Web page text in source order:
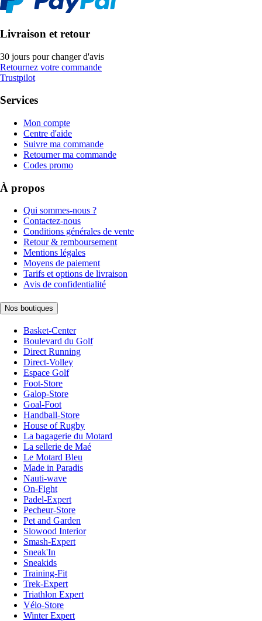
Livraison et retour
30 jours pour changer d'avis
Retournez votre commande
Trustpilot
Services
Mon compte
Centre d'aide
Suivre ma commande
Retourner ma commande
Codes promo
À propos
Qui sommes-nous ?
Contactez-nous
Conditions générales de vente
Retour & remboursement
Mentions légales
Moyens de paiement
Tarifs et options de livraison
Avis de confidentialité
Nos boutiques
Basket-Center
Boulevard du Golf
Direct Running
Direct-Volley
Espace Golf
Foot-Store
Galop-Store
Goal-Foot
Handball-Store
House of Rugby
La bagagerie du Motard
La sellerie de Maé
Le Motard Bleu
Made in Paradis
Nauti-wave
On-Fight
Padel-Expert
Pecheur-Store
Pet and Garden
Slowood Interior
Smash-Expert
Sneak'In
Sneakids
Training-Fit
Trek-Expert
Triathlon Expert
Vélo-Store
Winter Expert